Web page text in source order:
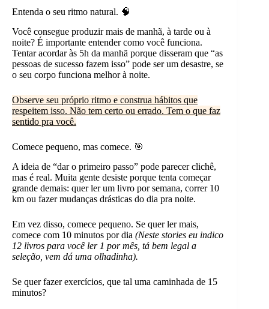
Entenda o seu ritmo natural. 🧠
Você consegue produzir mais de manhã, à tarde ou à
noite? É importante entender como você funciona.
Tentar acordar às 5h da manhã porque disseram que “as
pessoas de sucesso fazem isso” pode ser um desastre, se
o seu corpo funciona melhor à noite.
Observe seu próprio ritmo e construa hábitos que
respeitem isso. Não tem certo ou errado. Tem o que faz
sentido pra você.
Comece pequeno, mas comece. 🎯
A ideia de “dar o primeiro passo” pode parecer clichê,
mas é real. Muita gente desiste porque tenta começar
grande demais: quer ler um livro por semana, correr 10
km ou fazer mudanças drásticas do dia pra noite.
Em vez disso, comece pequeno. Se quer ler mais,
comece com 10 minutos por dia (Neste stories eu indico
12 livros para você ler 1 por mês, tá bem legal a
seleção, vem dá uma olhadinha).
Se quer fazer exercícios, que tal uma caminhada de 15
minutos?